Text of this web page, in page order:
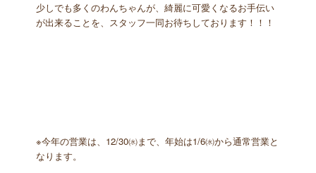
少しでも多くのわんちゃんが、綺麗に可愛くなるお手伝い
が出来ることを、スタッフ一同お待ちしております！！！
※今年の営業は、12/30㈬まで、年始は1/6㈬から通常営業と
なります。